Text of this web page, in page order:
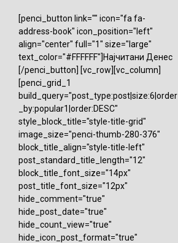
[penci_button link="" icon="fa fa-
address-book" icon_position="left"
align="center" full="1" size="large"
text_color="#FFFFFF"]Најчитани Денес
[/penci_button] [vc_row][vc_column]
[penci_grid_1
build_query="post_type:post|size:6|order
_by:popular1|order:DESC"
style_block_title="style-title-grid"
image_size="penci-thumb-280-376"
block_title_align="style-title-left"
post_standard_title_length="12"
block_title_font_size="14px"
post_title_font_size="12px"
hide_comment="true"
hide_post_date="true"
hide_count_view="true"
hide_icon_post_format="true"